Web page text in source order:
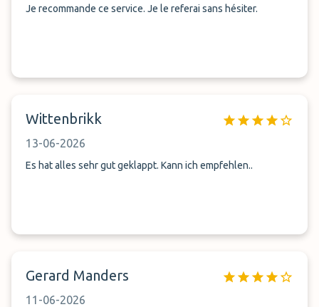
Je recommande ce service. Je le referai sans hésiter.
Wittenbrikk
13-06-2026
Es hat alles sehr gut geklappt. Kann ich empfehlen..
Gerard Manders
11-06-2026